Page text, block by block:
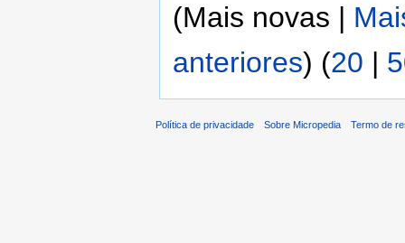
(Mais novas |
anteriores) (20 |
Política de privacidade Sobre Micropedia Termo de